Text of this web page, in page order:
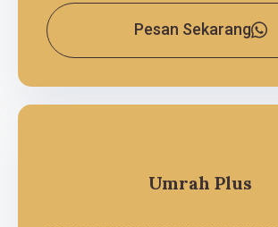
Pesan Sekarang
Umrah Plus